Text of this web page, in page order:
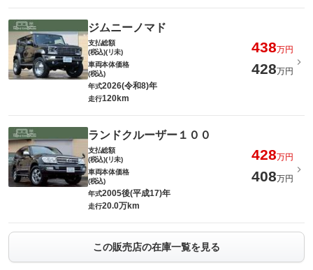
ジムニーノマド
支払総額
(税込)(リ未)
438万円
車両本体価格
(税込)
428万円
年式2026(令和8)年
走行120km
ランドクルーザー１００
支払総額
(税込)(リ未)
428万円
車両本体価格
(税込)
408万円
年式2005後(平成17)年
走行20.0万km
この販売店の在庫一覧を見る